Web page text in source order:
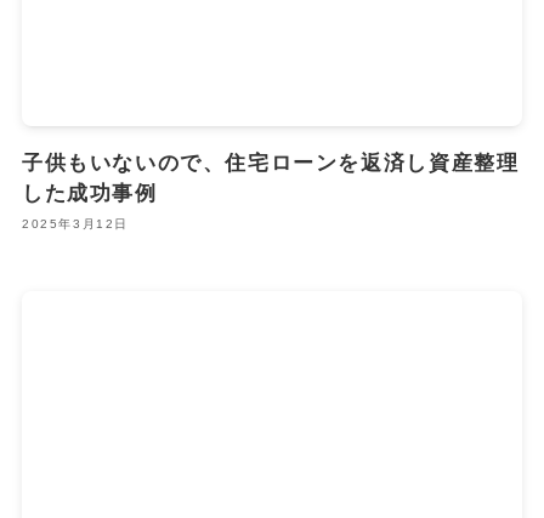
子供もいないので、住宅ローンを返済し資産整理
した成功事例
2025年3月12日